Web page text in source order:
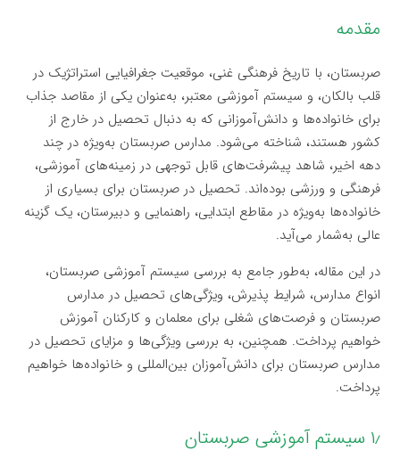
مقدمه
صربستان، با تاریخ فرهنگی غنی، موقعیت جغرافیایی استراتژیک در
قلب بالکان، و سیستم آموزشی معتبر، به‌عنوان یکی از مقاصد جذاب
برای خانواده‌ها و دانش‌آموزانی که به دنبال تحصیل در خارج از
کشور هستند، شناخته می‌شود. مدارس صربستان به‌ویژه در چند
دهه اخیر، شاهد پیشرفت‌های قابل توجهی در زمینه‌های آموزشی،
فرهنگی و ورزشی بوده‌اند. تحصیل در صربستان برای بسیاری از
خانواده‌ها به‌ویژه در مقاطع ابتدایی، راهنمایی و دبیرستان، یک گزینه
عالی به‌شمار می‌آید.
در این مقاله، به‌طور جامع به بررسی سیستم آموزشی صربستان،
انواع مدارس، شرایط پذیرش، ویژگی‌های تحصیل در مدارس
صربستان و فرصت‌های شغلی برای معلمان و کارکنان آموزش
خواهیم پرداخت. همچنین، به بررسی ویژگی‌ها و مزایای تحصیل در
مدارس صربستان برای دانش‌آموزان بین‌المللی و خانواده‌ها خواهیم
پرداخت.
۱٫ سیستم آموزشی صربستان